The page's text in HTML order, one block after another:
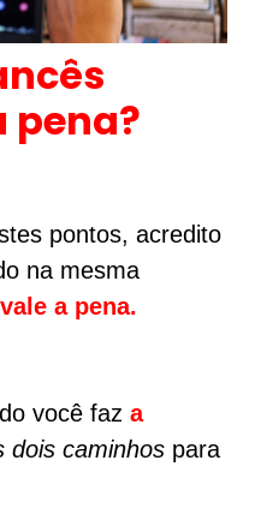
pena?
pontos, acredito
na mesma
a pena.
você faz a
dois caminhos para